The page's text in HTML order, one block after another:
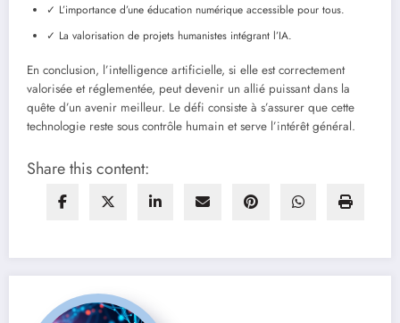
✓ L’importance d’une éducation numérique accessible pour tous.
✓ La valorisation de projets humanistes intégrant l’IA.
En conclusion, l’intelligence artificielle, si elle est correctement
valorisée et réglementée, peut devenir un allié puissant dans la
quête d’un avenir meilleur. Le défi consiste à s’assurer que cette
technologie reste sous contrôle humain et serve l’intérêt général.
Share this content: